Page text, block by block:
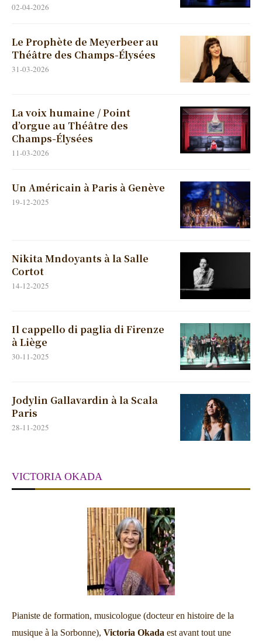
02-04-2026
Le Prophète de Meyerbeer au
Théâtre des Champs-Élysées
31-03-2026
La voix humaine / Point
d’orgue au Théâtre des
Champs-Élysées
11-03-2026
Un Américain à Paris à Genève
19-12-2025
Nikita Mndoyants à la Salle
Cortot
14-12-2025
Il cappello di paglia di Firenze
à Liège
30-11-2025
Jodylin Gallavardin à la Scala
Paris
28-11-2025
VICTORIA OKADA
Pianiste de formation, musicologue (docteur en histoire de la
musique à la Sorbonne), Victoria Okada est avant tout une